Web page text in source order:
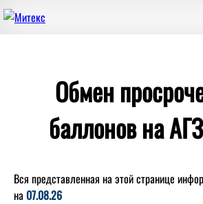
Обмен
баллонов на
Вся представленная на этой странице
на 07.08.26